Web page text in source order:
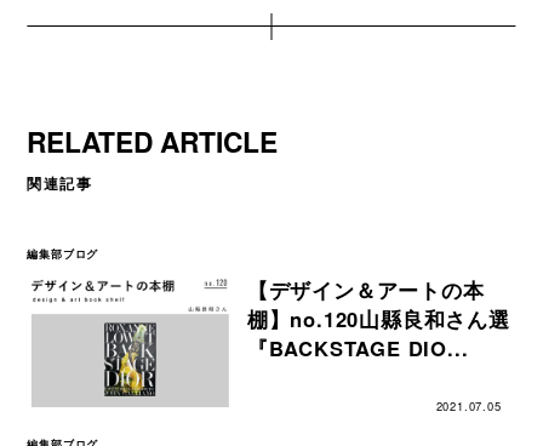
RELATED ARTICLE
関連記事
編集部ブログ
【デザイン＆アートの本
棚】no.120山縣良和さん選
『BACKSTAGE DIO...
2021.07.05